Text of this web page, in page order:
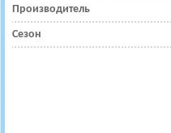
Производитель
Сезон